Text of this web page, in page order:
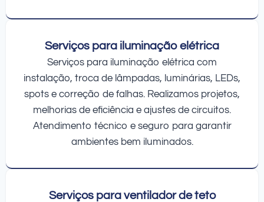
Serviços para iluminação elétrica
Serviços para iluminação elétrica com
instalação, troca de lâmpadas, luminárias, LEDs,
spots e correção de falhas. Realizamos projetos,
melhorias de eficiência e ajustes de circuitos.
Atendimento técnico e seguro para garantir
ambientes bem iluminados.
Serviços para ventilador de teto